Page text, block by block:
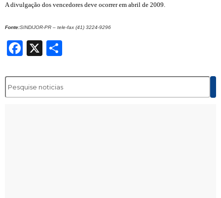
A divulgação dos vencedores deve ocorrer em abril de 2009.
Fonte:SINDIJOR-PR – tele-fax (41) 3224-9296
Facebook
X